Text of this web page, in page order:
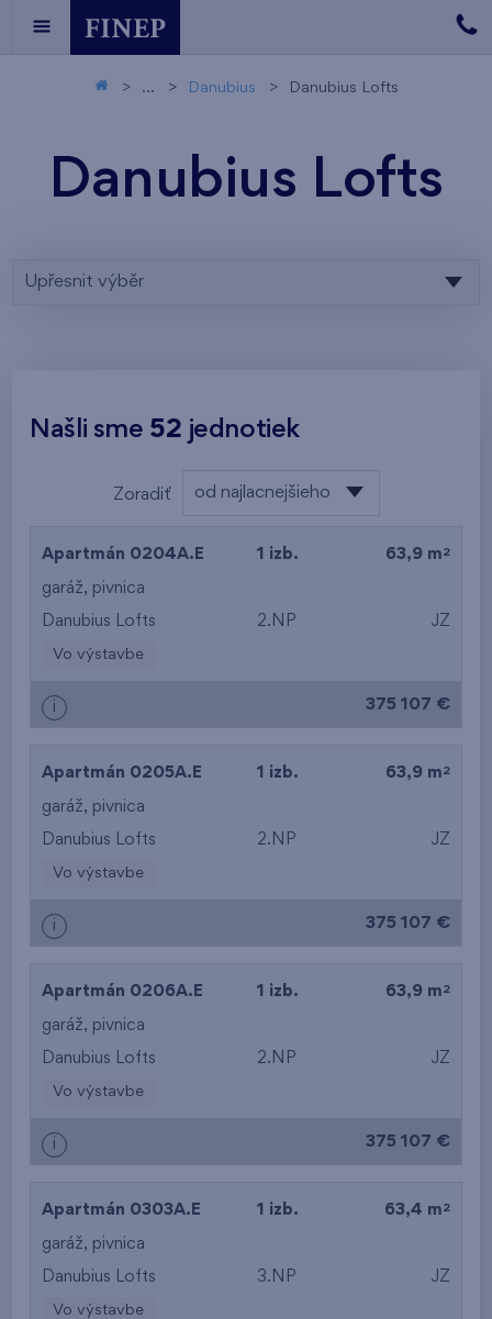
... Danubius Danubius Lofts
Danubius Lofts
Upřesnit výběr
Našli sme 52 jednotiek
Zoradiť od najlacnejšieho
od najmenšej výmery
dispozície
od najvyššieho
Apartmán 0204A.E 1 izb. 63,9 m 2
garáž, pivnica
Danubius Lofts 2.NP JZ
Vo výstavbe
i 375 107 €
Apartmán 0205A.E 1 izb. 63,9 m 2
garáž, pivnica
Danubius Lofts 2.NP JZ
Vo výstavbe
i 375 107 €
Apartmán 0206A.E 1 izb. 63,9 m 2
garáž, pivnica
Danubius Lofts 2.NP JZ
Vo výstavbe
i 375 107 €
Apartmán 0303A.E 1 izb. 63,4 m 2
garáž, pivnica
Danubius Lofts 3.NP JZ
Vo výstavbe